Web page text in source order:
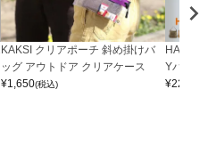
KAKSI クリアポーチ 斜め掛けバ
ッグ アウトドア クリアケース
¥1,650(税込)
Yバッグ
¥22,000